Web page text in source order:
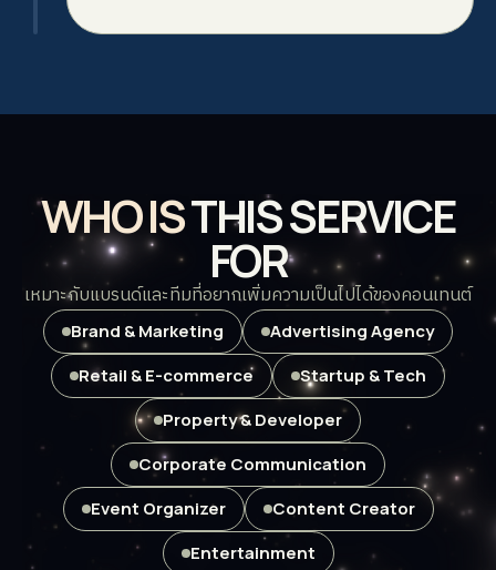
WHO ISTHIS SERVICE
FOR
เหมาะกับแบรนด์และทีมที่อยากเพิ่มความเป็นไปได้ของคอนเทนต์
Brand & Marketing
Advertising Agency
Retail & E-commerce
Startup & Tech
Property & Developer
Corporate Communication
Event Organizer
Content Creator
Entertainment